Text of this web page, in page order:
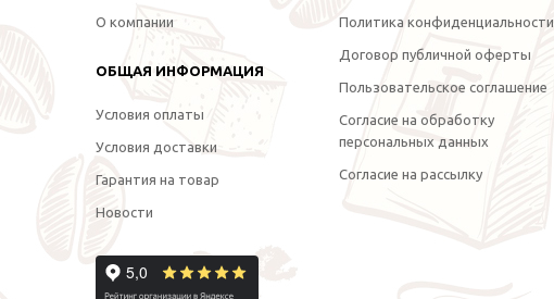
О компании
ОБЩАЯ ИНФОРМАЦИЯ
Условия оплаты
Условия доставки
Гарантия на товар
Новости
Политика конфиденциальности
Договор публичной оферты
Пользовательское соглашение
Согласие на обработку
персональных данных
Согласие на рассылку